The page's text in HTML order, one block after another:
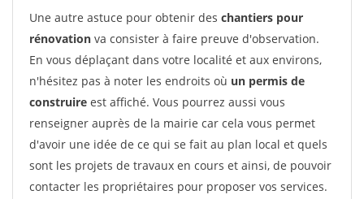
Une autre astuce pour obtenir des chantiers pour
rénovation va consister à faire preuve d'observation.
En vous déplaçant dans votre localité et aux environs,
n'hésitez pas à noter les endroits où un permis de
construire est affiché. Vous pourrez aussi vous
renseigner auprès de la mairie car cela vous permet
d'avoir une idée de ce qui se fait au plan local et quels
sont les projets de travaux en cours et ainsi, de pouvoir
contacter les propriétaires pour proposer vos services.